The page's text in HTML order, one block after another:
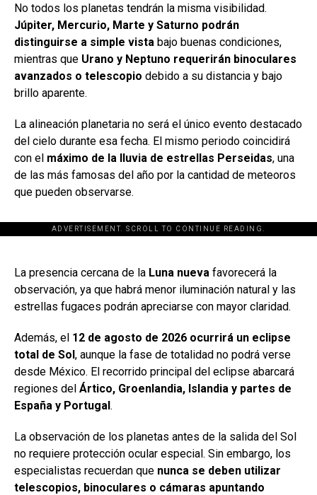
No todos los planetas tendrán la misma visibilidad.
Júpiter, Mercurio, Marte y Saturno podrán
distinguirse a simple vista bajo buenas condiciones,
mientras que Urano y Neptuno requerirán binoculares
avanzados o telescopio debido a su distancia y bajo
brillo aparente.
La alineación planetaria no será el único evento destacado
del cielo durante esa fecha. El mismo periodo coincidirá
con el máximo de la lluvia de estrellas Perseidas, una
de las más famosas del año por la cantidad de meteoros
que pueden observarse.
ADVERTISEMENT. SCROLL TO CONTINUE READING.
[adsforwp id="243463"]
La presencia cercana de la Luna nueva favorecerá la
observación, ya que habrá menor iluminación natural y las
estrellas fugaces podrán apreciarse con mayor claridad.
Además, el 12 de agosto de 2026 ocurrirá un eclipse
total de Sol, aunque la fase de totalidad no podrá verse
desde México. El recorrido principal del eclipse abarcará
regiones del Ártico, Groenlandia, Islandia y partes de
España y Portugal.
La observación de los planetas antes de la salida del Sol
no requiere protección ocular especial. Sin embargo, los
especialistas recuerdan que nunca se deben utilizar
telescopios, binoculares o cámaras apuntando